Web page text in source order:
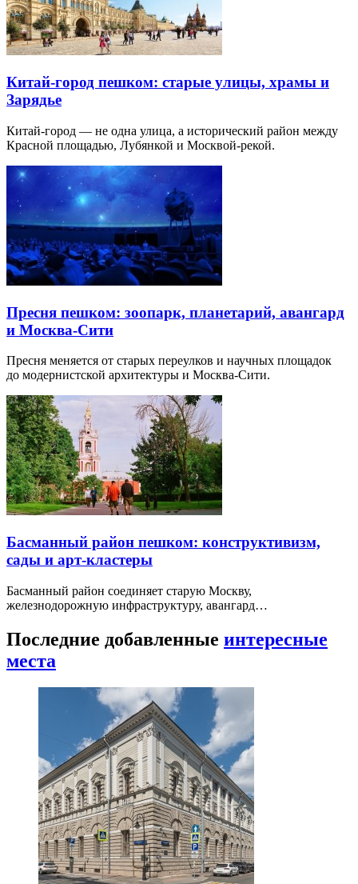
Китай-город пешком: старые улицы, храмы и
Зарядье
Китай-город — не одна улица, а исторический район между
Красной площадью, Лубянкой и Москвой-рекой.
Пресня пешком: зоопарк, планетарий, авангард
и Москва-Сити
Пресня меняется от старых переулков и научных площадок
до модернистской архитектуры и Москва-Сити.
Басманный район пешком: конструктивизм,
сады и арт-кластеры
Басманный район соединяет старую Москву,
железнодорожную инфраструктуру, авангард…
Последние добавленные интересные
места